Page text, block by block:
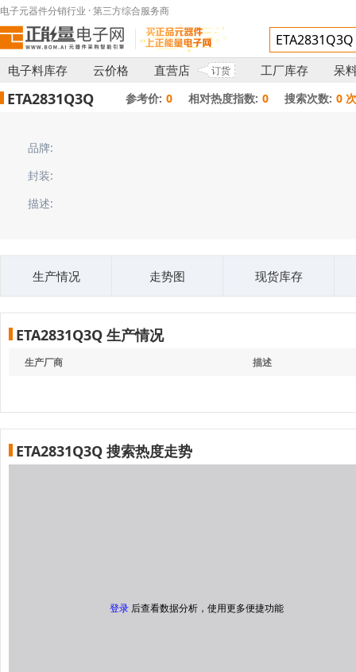
电子元器件分销行业 · 第三方综合服务商
电子料库存 云价格 直营店 订货 工厂库存 呆
ETA2831Q3Q 参考价: 0 相对热度指数: 0 搜索次数: 0 次
品牌:
封装:
描述:
生产情况 走势图 现货库存
ETA2831Q3Q 生产情况
生产厂商 描述
ETA2831Q3Q 搜索热度走势
登录 后查看数据分析，使用更多便捷功能